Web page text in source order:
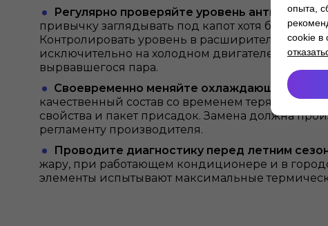
Регулярно проверяйте уровень антифриза.
привычку заглядывать под капот хотя бы раз в
Контролировать уровень в расширительном
исключительно на холодном двигателе, чтобы
вырвавшегося пара.
Своевременно меняйте охлаждающую
качественный состав со временем теряет свои
свойства и пакет присадок. Замена должна
регламенту производителя.
Проводите диагностику перед летним
жару, при работающем кондиционере и в
элементы испытывают максимальные
опыта,
cookie в